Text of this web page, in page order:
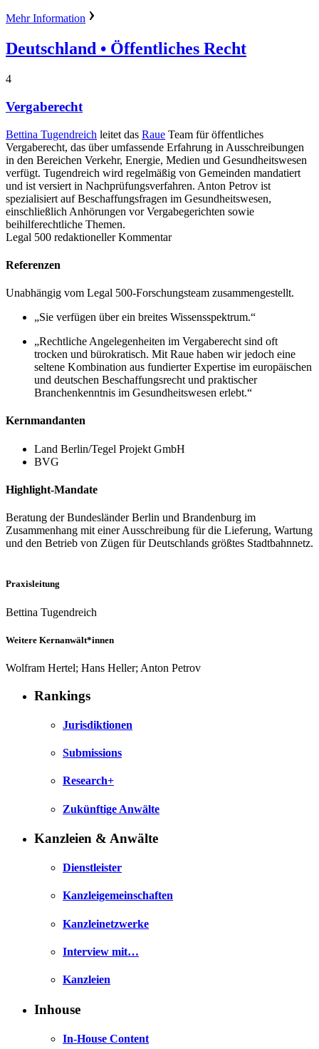
Mehr Information
Deutschland • Öffentliches Recht
4
Vergaberecht
Bettina Tugendreich leitet das Raue Team für öffentliches
Vergaberecht, das über umfassende Erfahrung in Ausschreibungen
in den Bereichen Verkehr, Energie, Medien und Gesundheitswesen
verfügt. Tugendreich wird regelmäßig von Gemeinden mandatiert
und ist versiert in Nachprüfungsverfahren. Anton Petrov ist
spezialisiert auf Beschaffungsfragen im Gesundheitswesen,
einschließlich Anhörungen vor Vergabegerichten sowie
beihilferechtliche Themen.
Legal 500 redaktioneller Kommentar
Referenzen
Unabhängig vom Legal 500-Forschungsteam zusammengestellt.
„Sie verfügen über ein breites Wissensspektrum.“
„Rechtliche Angelegenheiten im Vergaberecht sind oft
trocken und bürokratisch. Mit Raue haben wir jedoch eine
seltene Kombination aus fundierter Expertise im europäischen
und deutschen Beschaffungsrecht und praktischer
Branchenkenntnis im Gesundheitswesen erlebt.“
Kernmandanten
Land Berlin/Tegel Projekt GmbH
BVG
Highlight-Mandate
Beratung der Bundesländer Berlin und Brandenburg im
Zusammenhang mit einer Ausschreibung für die Lieferung, Wartung
und den Betrieb von Zügen für Deutschlands größtes Stadtbahnnetz.
Praxisleitung
Bettina Tugendreich
Weitere Kernanwält*innen
Wolfram Hertel; Hans Heller; Anton Petrov
Rankings
Jurisdiktionen
Submissions
Research+
Zukünftige Anwälte
Kanzleien & Anwälte
Dienstleister
Kanzleigemeinschaften
Kanzleinetzwerke
Interview mit…
Kanzleien
Inhouse
In-House Content